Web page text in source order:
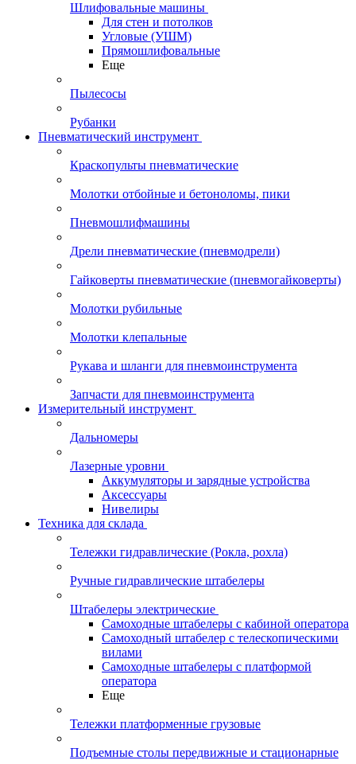
Шлифовальные машины
Для стен и потолков
Угловые (УШМ)
Прямошлифовальные
Еще
Пылесосы
Рубанки
Пневматический инструмент
Краскопульты пневматические
Молотки отбойные и бетоноломы, пики
Пневмошлифмашины
Дрели пневматические (пневмодрели)
Гайковерты пневматические (пневмогайковерты)
Молотки рубильные
Молотки клепальные
Рукава и шланги для пневмоинструмента
Запчасти для пневмоинструмента
Измерительный инструмент
Дальномеры
Лазерные уровни
Аккумуляторы и зарядные устройства
Аксессуары
Нивелиры
Техника для склада
Тележки гидравлические (Рокла, рохла)
Ручные гидравлические штабелеры
Штабелеры электрические
Самоходные штабелеры с кабиной оператора
Самоходный штабелер с телескопическими
вилами
Самоходные штабелеры с платформой
оператора
Еще
Тележки платформенные грузовые
Подъемные столы передвижные и стационарные